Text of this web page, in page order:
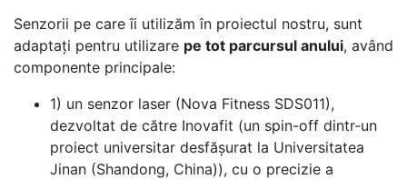
Senzorii pe care îi utilizăm în proiectul nostru, sunt
adaptați pentru utilizare pe tot parcursul anului, având
componente principale:
1) un senzor laser (Nova Fitness SDS011),
dezvoltat de către Inovafit (un spin-off dintr-un
proiect universitar desfășurat la Universitatea
Jinan (Shandong, China)), cu o precizie a